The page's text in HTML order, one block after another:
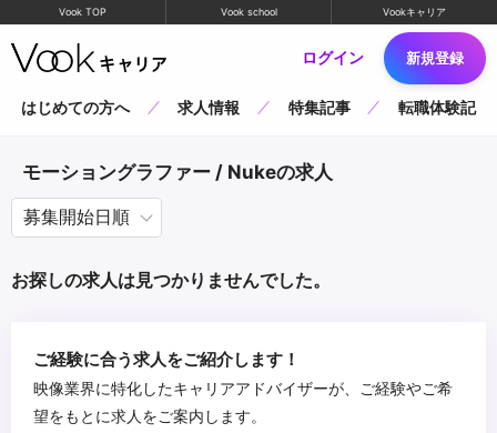
Vook TOP Vook school Vookキャリア
ログイン 新規登録
はじめての方へ 求人情報 特集記事 転職体験記
モーショングラファー / Nukeの求人
お探しの求人は見つかりませんでした。
ご経験に合う求人をご紹介します！
映像業界に特化したキャリアアドバイザーが、ご経験やご希
望をもとに求人をご案内します。